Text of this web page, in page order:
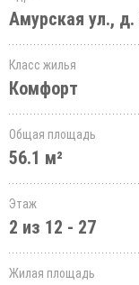
Амурская ул., д.
Класс жилья
Комфорт
Общая площадь
56.1 м²
Этаж
2 из 12 - 27
Жилая площадь